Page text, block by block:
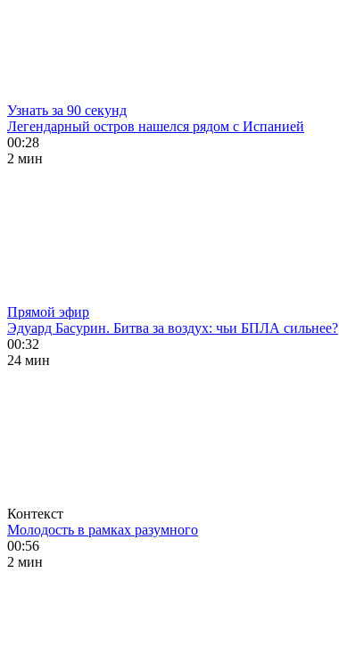
Узнать за 90 секунд
Легендарный остров нашелся рядом с Испанией
00:28
2 мин
Прямой эфир
Эдуард Басурин. Битва за воздух: чьи БПЛА сильнее?
00:32
24 мин
Контекст
Молодость в рамках разумного
00:56
2 мин